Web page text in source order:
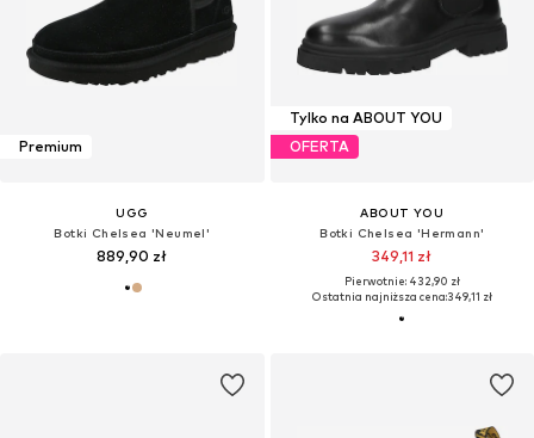
Premium
UGG
Botki Chelsea 'Neumel'
889,90 zł
Tylko na ABOUT YOU
OFERTA
ABOUT YOU
Botki Chelsea 'Hermann'
349,11 zł
Pierwotnie: 432,90 zł
Ostatnia najniższa cena:349,11 zł